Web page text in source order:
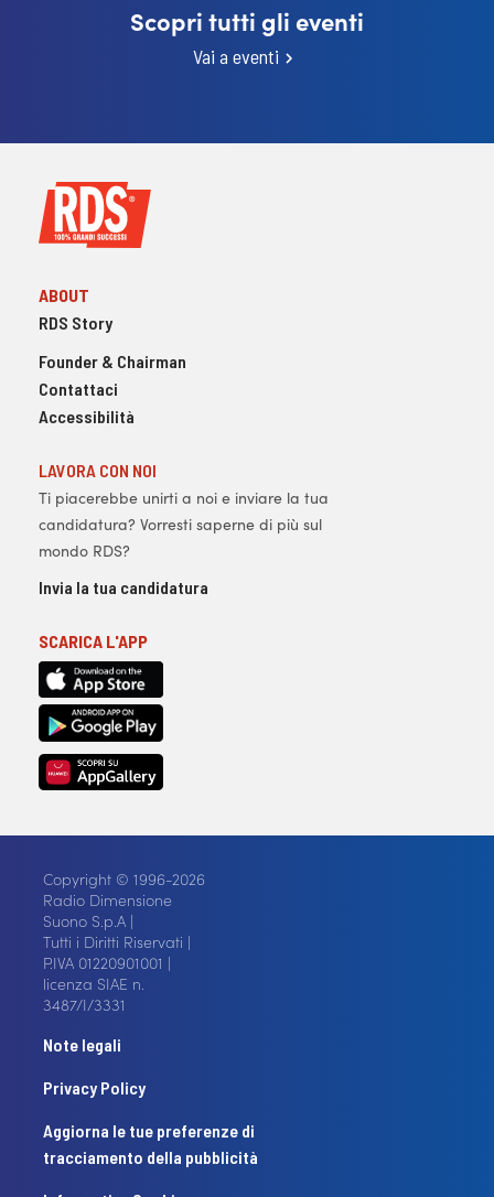
Scopri tutti gli eventi
Vai a eventi
ABOUT
RDS Story
Founder & Chairman
Contattaci
Accessibilità
LAVORA CON NOI
Ti piacerebbe unirti a noi e inviare la tua
candidatura? Vorresti saperne di più sul
mondo RDS?
Invia la tua candidatura
SCARICA L'APP
Copyright © 1996-2026
Radio Dimensione
Suono S.p.A |
Tutti i Diritti Riservati |
P.IVA 01220901001 |
licenza SIAE n.
3487/I/3331
Note legali
Privacy Policy
Aggiorna le tue preferenze di
tracciamento della pubblicità